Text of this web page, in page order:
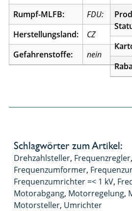
Rumpf-MLFB:
FDU:
Herstellungsland:
CZ
Gefahrenstoffe:
nein
Schlagwörter zum Artikel:
Drehzahlsteller, Frequenzregler,
Frequenzumformer,
Frequenzumrichter =< 1 kV,
Motorabgang, Motorregelung,
Motorsteller, Umrichter